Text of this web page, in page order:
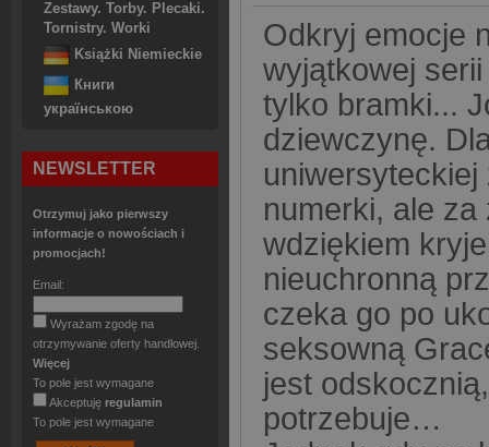
Zestawy. Torby. Plecaki.
Tornistry. Worki
Książki Niemieckie
Книги
українською
NEWSLETTER
Otrzymuj jako pierwszy
informacje o nowościach i
promocjach!
Email:
Wyrażam zgodę na
otrzymywanie oferty handlowej.
Więcej
To pole jest wymagane
Akceptuję regulamin
To pole jest wymagane
Odkryj emocje
wyjątkowej
tylko bramki...
dziewczynę.
numerki, ale
wdziękiem
nieuchronną
czeka go po
seksowną
jest
potrzebuje…